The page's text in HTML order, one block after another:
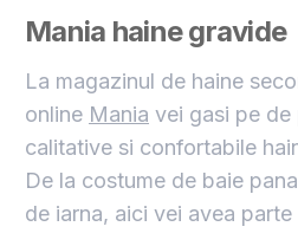
Mania haine gravide
La magazinul de haine
online Mania vei gasi pe de
calitative si confortabile
De la costume de baie
de iarna, aici vei avea